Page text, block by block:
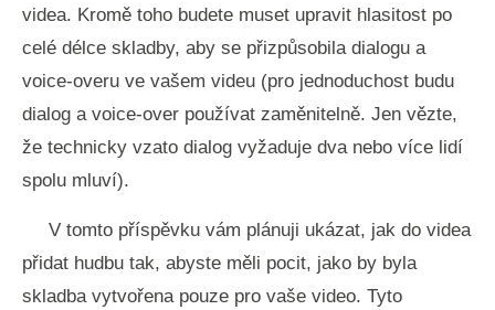
videa. Kromě toho budete muset upravit hlasitost po
celé délce skladby, aby se přizpůsobila dialogu a
voice-overu ve vašem videu (pro jednoduchost budu
dialog a voice-over používat zaměnitelně. Jen vězte,
že technicky vzato dialog vyžaduje dva nebo více lidí
spolu mluví).
V tomto příspěvku vám plánuji ukázat, jak do videa
přidat hudbu tak, abyste měli pocit, jako by byla
skladba vytvořena pouze pro vaše video. Tyto